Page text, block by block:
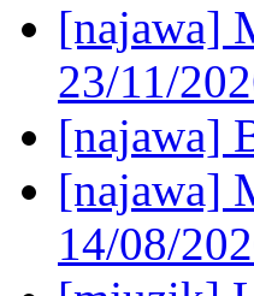
[najawa]
23/11/
[najawa]
[najawa]
14/08/